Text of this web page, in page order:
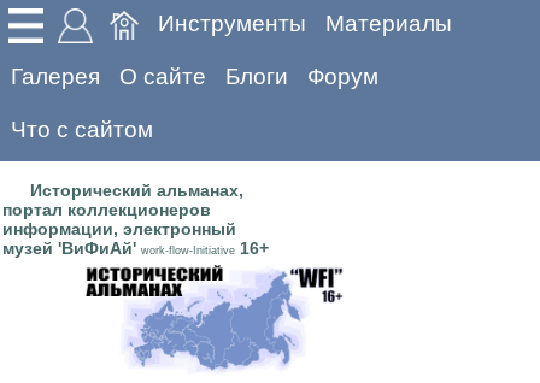
Инструменты Материалы
Галерея О сайте Блоги Форум
Что с сайтом
Исторический альманах,
портал коллекционеров
информации, электронный
музей 'ВиФиАй' work-flow-Initiative 16+